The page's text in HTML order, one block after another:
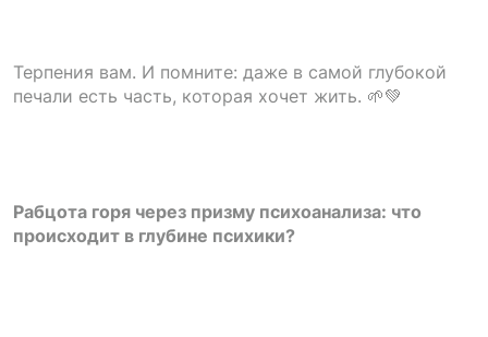
Терпения вам. И помните: даже в самой глубокой
печали есть часть, которая хочет жить. 🌱💚
Рабцота горя через призму психоанализа: что
происходит в глубине психики?